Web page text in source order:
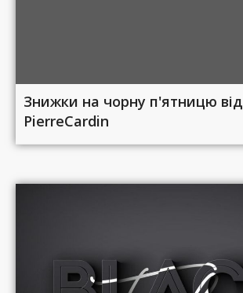
Знижки на чорну п'ятницю від
PierreCardin